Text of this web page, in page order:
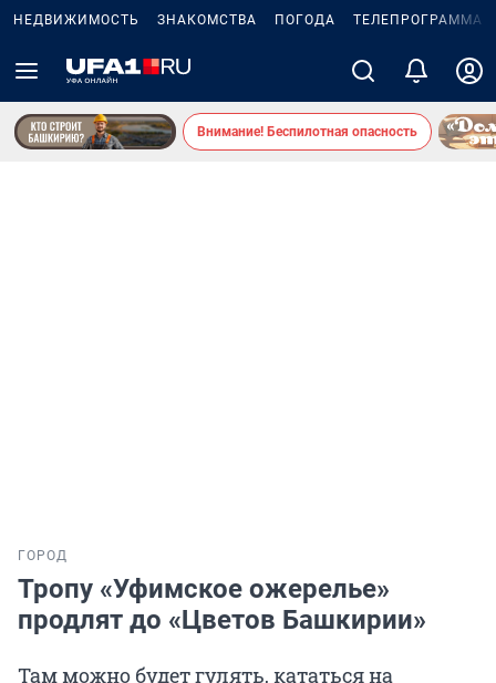
НЕДВИЖИМОСТЬ ЗНАКОМСТВА ПОГОДА ТЕЛЕПРОГРАММА
Внимание! Беспилотная опасность
ГОРОД
Тропу «Уфимское ожерелье»
продлят до «Цветов Башкирии»
Там можно будет гулять, кататься на